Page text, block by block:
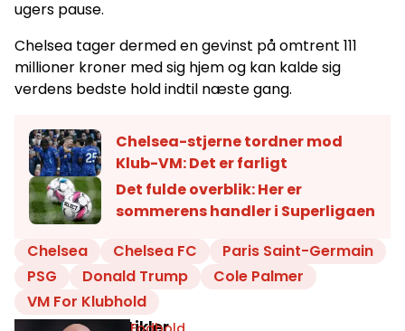
ugers pause.
Chelsea tager dermed en gevinst på omtrent 111
millioner kroner med sig hjem og kan kalde sig
verdens bedste hold indtil næste gang.
Chelsea-stjerne tordner mod
Klub-VM: Det er farligt
Det fulde overblik: Her er
sommerens handler i Superligaen
Chelsea
Chelsea FC
Paris Saint-Germain
PSG
Donald Trump
Cole Palmer
VM For Klubhold